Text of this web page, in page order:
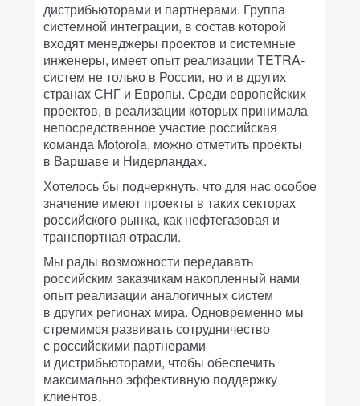
дистрибьюторами и партнерами. Группа
системной интеграции, в состав которой
входят менеджеры проектов и системные
инженеры, имеет опыт реализации TETRA-
систем не только в России, но и в других
странах СНГ и Европы. Среди европейских
проектов, в реализации которых принимала
непосредственное участие российская
команда Motorola, можно отметить проекты
в Варшаве и Нидерландах.
Хотелось бы подчеркнуть, что для нас особое
значение имеют проекты в таких секторах
российского рынка, как нефтегазовая и
транспортная отрасли.
Мы рады возможности передавать
российским заказчикам накопленный нами
опыт реализации аналогичных систем
в других регионах мира. Одновременно мы
стремимся развивать сотрудничество
с российскими партнерами
и дистрибьюторами, чтобы обеспечить
максимально эффективную поддержку
клиентов.